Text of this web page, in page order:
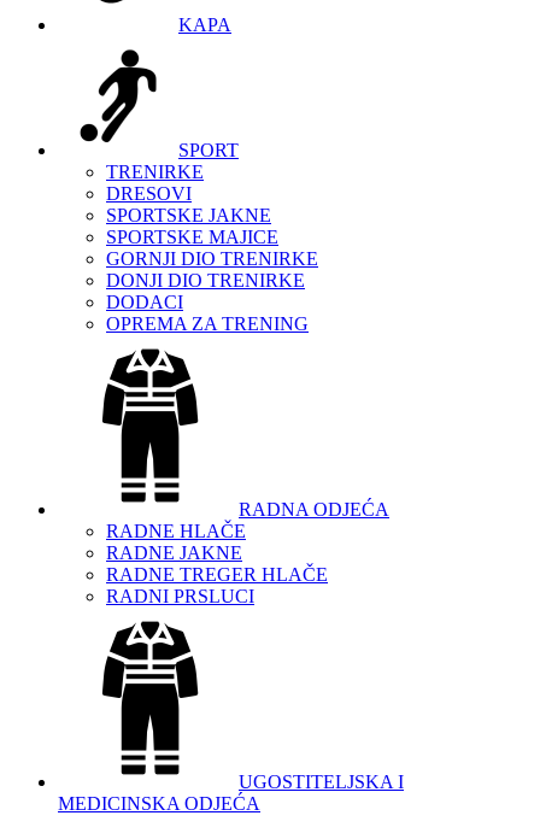
KAPA
SPORT
TRENIRKE
DRESOVI
SPORTSKE JAKNE
SPORTSKE MAJICE
GORNJI DIO TRENIRKE
DONJI DIO TRENIRKE
DODACI
OPREMA ZA TRENING
RADNA ODJEĆA
RADNE HLAČE
RADNE JAKNE
RADNE TREGER HLAČE
RADNI PRSLUCI
UGOSTITELJSKA I
MEDICINSKA ODJEĆA